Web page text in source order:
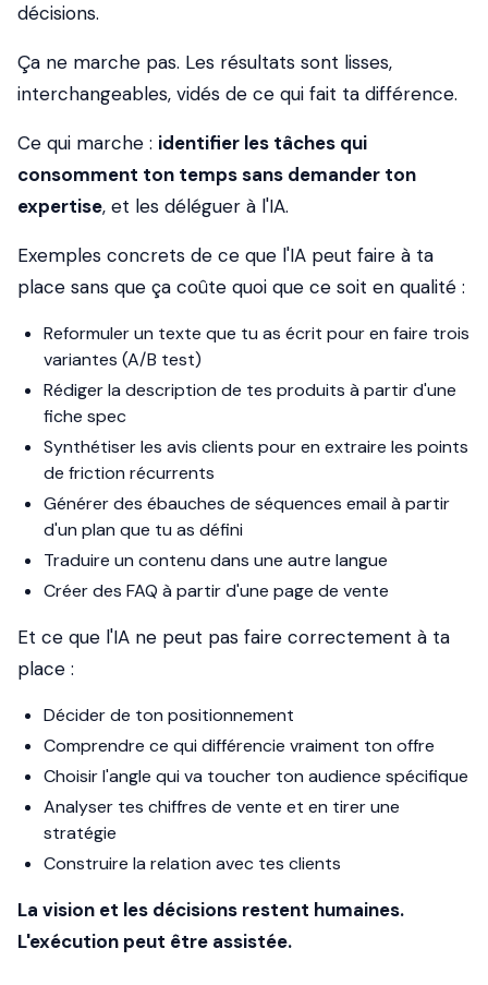
décisions.
Ça ne marche pas. Les résultats sont lisses,
interchangeables, vidés de ce qui fait ta différence.
Ce qui marche : identifier les tâches qui
consomment ton temps sans demander ton
expertise, et les déléguer à l'IA.
Exemples concrets de ce que l'IA peut faire à ta
place sans que ça coûte quoi que ce soit en qualité :
Reformuler un texte que tu as écrit pour en faire trois
variantes (A/B test)
Rédiger la description de tes produits à partir d'une
fiche spec
Synthétiser les avis clients pour en extraire les points
de friction récurrents
Générer des ébauches de séquences email à partir
d'un plan que tu as défini
Traduire un contenu dans une autre langue
Créer des FAQ à partir d'une page de vente
Et ce que l'IA ne peut pas faire correctement à ta
place :
Décider de ton positionnement
Comprendre ce qui différencie vraiment ton offre
Choisir l'angle qui va toucher ton audience spécifique
Analyser tes chiffres de vente et en tirer une
stratégie
Construire la relation avec tes clients
La vision et les décisions restent humaines.
L'exécution peut être assistée.